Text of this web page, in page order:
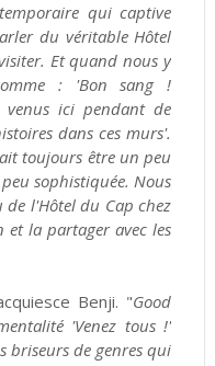
qui captive
du véritable Hôtel
Et quand nous y
: 'Bon sang !
venus ici pendant de
dans ces murs'.
toujours être un peu
sophistiquée. Nous
l'Hôtel du Cap chez
et la partager avec les
Benji. "Good
'Venez tous !'
briseurs de genres qui